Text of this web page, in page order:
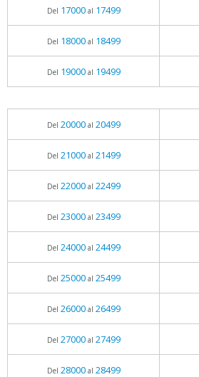
Del 17000al 17499
Del 18000al 18499
Del 19000al 19499
Del 20000al 20499
Del 21000al 21499
Del 22000al 22499
Del 23000al 23499
Del 24000al 24499
Del 25000al 25499
Del 26000al 26499
Del 27000al 27499
Del 28000al 28499